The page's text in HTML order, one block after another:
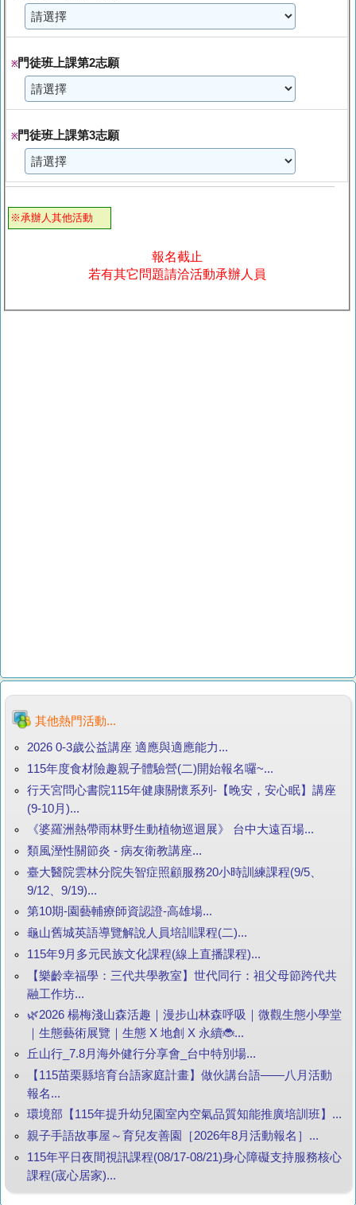
※門徒班上課第2志願
※門徒班上課第3志願
※承辦人其他活動
報名截止
若有其它問題請洽活動承辦人員
其他熱門活動...
2026 0-3歲公益講座 適應與適應能力...
115年度食材險趣親子體驗營(二)開始報名囉~...
行天宮問心書院115年健康關懷系列-【晚安，安心眠】講座
(9-10月)...
《婆羅洲熱帶雨林野生動植物巡迴展》 台中大遠百場...
類風溼性關節炎 - 病友衛教講座...
臺大醫院雲林分院失智症照顧服務20小時訓練課程(9/5、
9/12、9/19)...
第10期-園藝輔療師資認證-高雄場...
龜山舊城英語導覽解說人員培訓課程(二)...
115年9月多元民族文化課程(線上直播課程)...
【樂齡幸福學：三代共學教室】世代同行：祖父母節跨代共
融工作坊...
🌿2026 楊梅淺山森活趣｜漫步山林森呼吸｜微觀生態小學堂
｜生態藝術展覽｜生態 X 地創 X 永續🐞...
丘山行_7.8月海外健行分享會_台中特別場...
【115苗栗縣培育台語家庭計畫】做伙講台語——八月活動
報名...
環境部【115年提升幼兒園室內空氣品質知能推廣培訓班】...
親子手語故事屋～育兒友善園［2026年8月活動報名］...
115年平日夜間視訊課程(08/17-08/21)身心障礙支持服務核心
課程(宬心居家)...